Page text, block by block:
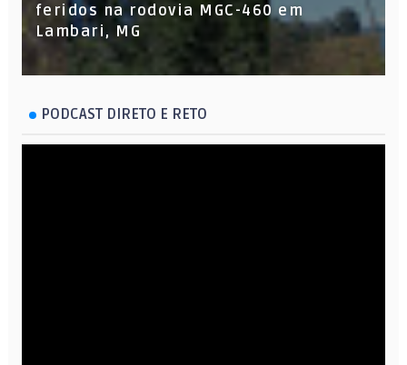
feridos na rodovia MGC-460 em
Lambari, MG
PODCAST DIRETO E RETO